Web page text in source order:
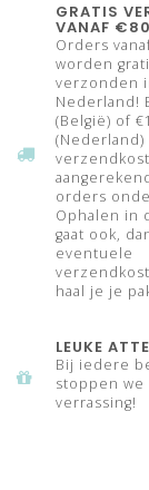
GRATIS
VANAF
Orders
worden
verzonden
Nederland!
(België) of
(Nederland)
orders
Ophalen in
gaat ook,
eventuele
haal je je
LEUKE
Bij iedere
stoppen
verrassing!